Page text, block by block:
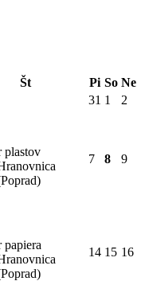
Št Pi So Ne
31 1 2
plastov
7 8 9
papiera
14 15 16